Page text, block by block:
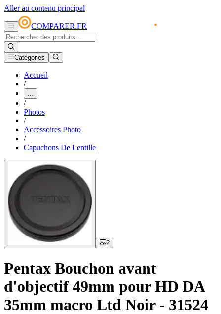
Aller au contenu principal
COMPARER.FR
Catégories
Accueil
/
...
/
Photos
/
Accessoires Photo
/
Capuchons De Lentille
2
Pentax Bouchon avant
d'objectif 49mm pour HD DA
35mm macro Ltd Noir - 31524